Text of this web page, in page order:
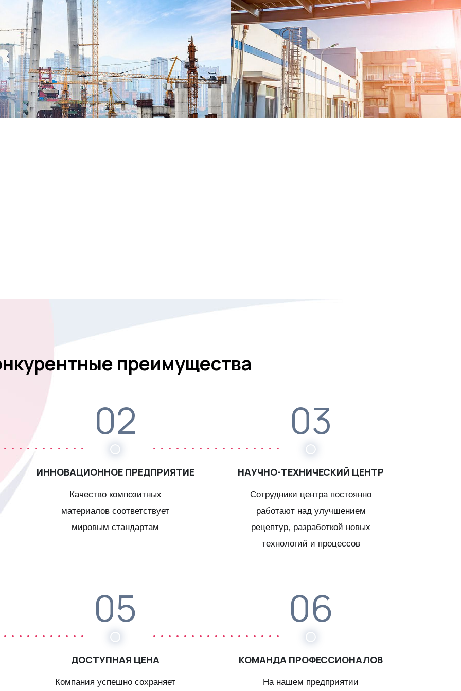
преимущества
02
ИННОВАЦИОННОЕ ПРЕДПРИЯТИЕ
Качество композитных
материалов соответствует
мировым стандартам
03
НАУЧНО-ТЕХНИЧЕСКИЙ ЦЕНТР
Сотрудники центра постоянно
работают над улучшением
рецептур, разработкой новых
технологий и процессов
05
ДОСТУПНАЯ ЦЕНА
Компания успешно сохраняет
06
КОМАНДА ПРОФЕССИОНАЛОВ
На нашем предприятии